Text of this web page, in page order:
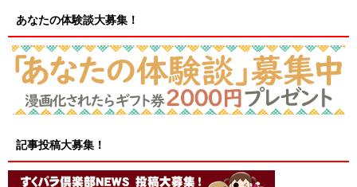
あなたの体験談大募集！
記事投稿大募集！